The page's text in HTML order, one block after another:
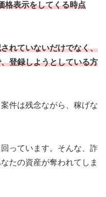
格表示をしてくる時点
れていないだけでなく、
登録しようとしている方
件は残念ながら、稼げな
っています。そんな、詐
たの資産が奪われてしま